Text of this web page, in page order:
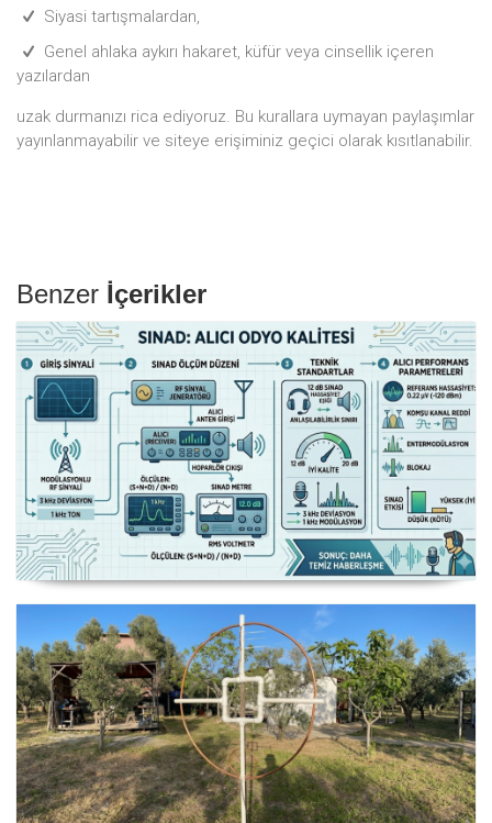
Siyasi tartışmalardan,
Genel ahlaka aykırı hakaret, küfür veya cinsellik içeren
yazılardan
uzak durmanızı rica ediyoruz. Bu kurallara uymayan paylaşımlar
yayınlanmayabilir ve siteye erişiminiz geçici olarak kısıtlanabilir.
Benzer İçerikler
Alıcılarda Sinad Değeri ve Ölçümleri
Manyetik Lup Anten (Magnetic Loop
Antenna)